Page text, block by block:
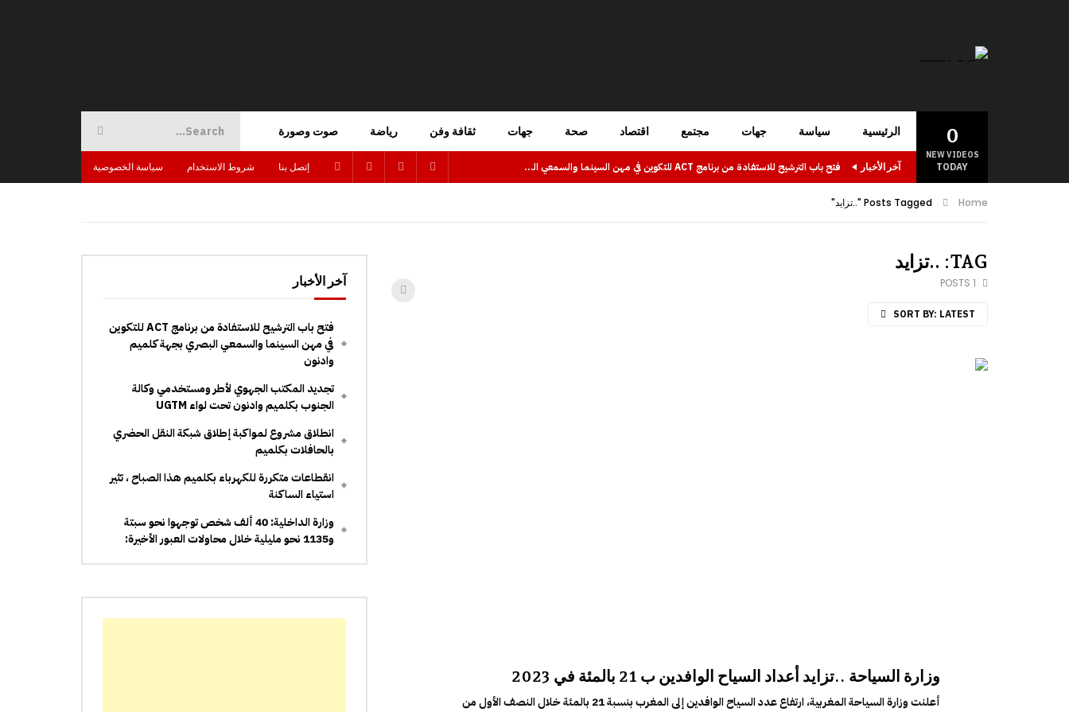
0
NEW VIDEOS
TODAY
الرئيسية سياسة جهات مجتمع اقتصاد صحة جهات ثقافة وفن رياضة صوت وصورة
آخر الأخبار فتح باب الترشيح للاستفادة من برنامج ACT للتكوين في مهن السينما والسمعي البصري بجهة كلميم وادنون إتصل بنا شروط الاستخدام سياسة الخصوصية
Home Posts Tagged "..تزايد"
TAG: ..تزايد
1 POSTS
SORT BY: LATEST
وزارة السياحة ..تزايد أعداد السياح الوافدين ب 21 بالمئة في 2023
أعلنت وزارة السياحة المغربية، ارتفاع عدد السياح الوافدين إلى المغرب بنسبة 21 بالمئة خلال النصف الأول من
آخر الأخبار
فتح باب الترشيح للاستفادة من برنامج ACT للتكوين
في مهن السينما والسمعي البصري بجهة كلميم
وادنون
تجديد المكتب الجهوي لأطر ومستخدمي وكالة
الجنوب بكلميم وادنون تحت لواء UGTM
انطلاق مشروع لمواكبة إطلاق شبكة النقل الحضري
بالحافلات بكلميم
انقطاعات متكررة للكهرباء بكلميم هذا الصباح ، تثير
استياء الساكنة
وزارة الداخلية: 40 ألف شخص توجهوا نحو سبتة
و1135 نحو مليلية خلال محاولات العبور الأخيرة: